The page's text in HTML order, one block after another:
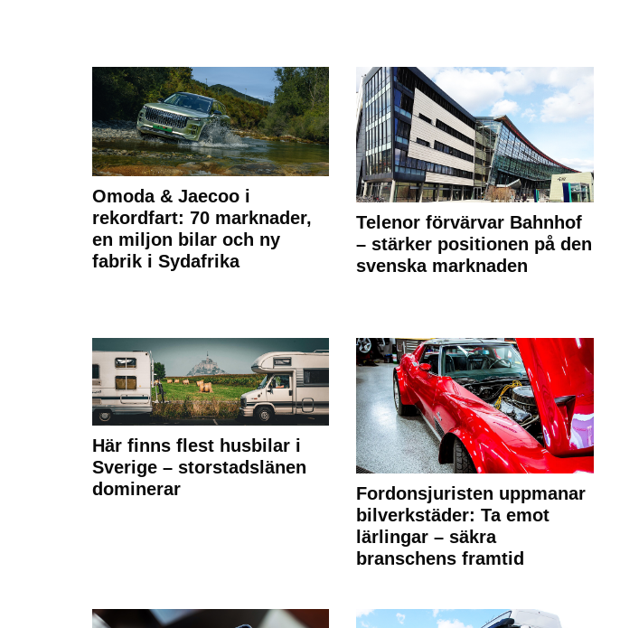
Omoda & Jaecoo i
rekordfart: 70 marknader,
en miljon bilar och ny
fabrik i Sydafrika
Telenor förvärvar Bahnhof
– stärker positionen på den
svenska marknaden
Här finns flest husbilar i
Sverige – storstadslänen
dominerar
Fordonsjuristen uppmanar
bilverkstäder: Ta emot
lärlingar – säkra
branschens framtid